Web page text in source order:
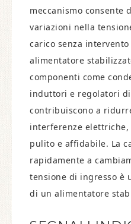
meccanismo consente
variazioni nella
carico senza
alimentatore
componenti come
induttori e regolatori
contribuiscono a
interferenze
pulito e affidabile. La
rapidamente a
tensione di ingresso è
di un alimentatore